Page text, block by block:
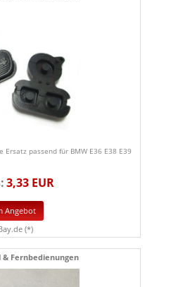
passend für BMW E36 E38 E39
3,33 EUR
Angebot
(*)
& Fernbedienungen